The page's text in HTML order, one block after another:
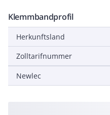
Klemmbandprofil
Herkunftsland
Zolltarifnummer
Newlec